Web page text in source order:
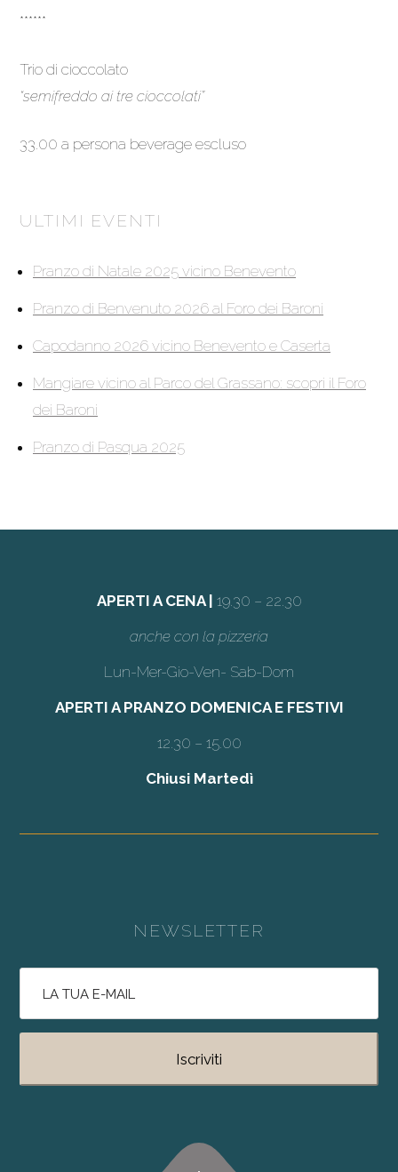
******
Trio di cioccolato
“semifreddo ai tre cioccolati”
33.00 a persona beverage escluso
ULTIMI EVENTI
Pranzo di Natale 2025 vicino Benevento
Pranzo di Benvenuto 2026 al Foro dei Baroni
Capodanno 2026 vicino Benevento e Caserta
Mangiare vicino al Parco del Grassano: scopri il Foro
dei Baroni
Pranzo di Pasqua 2025
APERTI A CENA | 19.30 – 22.30
anche con la pizzeria
Lun-Mer-Gio-Ven- Sab-Dom
APERTI A PRANZO DOMENICA E FESTIVI
12.30 – 15.00
Chiusi Martedì
NEWSLETTER